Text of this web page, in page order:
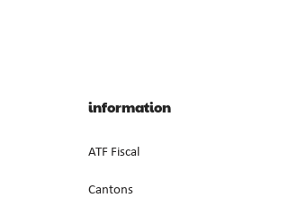
information
ATF Fiscal
Cantons